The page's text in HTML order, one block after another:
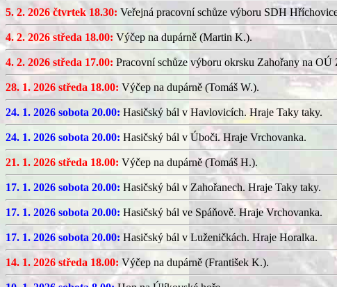
5. 2. 2026 čtvrtek 18.30: Veřejná pracovní schůze výboru SDH
4. 2. 2026 středa 18.00: Výčep na dupárně (Martin K.).
4. 2. 2026 středa 17.00: Pracovní schůze výboru okrsku Zahořany na OÚ
28. 1. 2026 středa 18.00: Výčep na dupárně (Tomáš W.).
24. 1. 2026 sobota 20.00: Hasičský bál v Havlovicích. Hraje Taky taky.
24. 1. 2026 sobota 20.00: Hasičský bál v Úboči. Hraje Vrchovanka.
21. 1. 2026 středa 18.00: Výčep na dupárně (Tomáš H.).
17. 1. 2026 sobota 20.00: Hasičský bál v Zahořanech. Hraje Taky taky.
17. 1. 2026 sobota 20.00: Hasičský bál ve Spáňově. Hraje Vrchovanka.
17. 1. 2026 sobota 20.00: Hasičský bál v Luženičkách. Hraje Horalka.
14. 1. 2026 středa 18.00: Výčep na dupárně (František K.).